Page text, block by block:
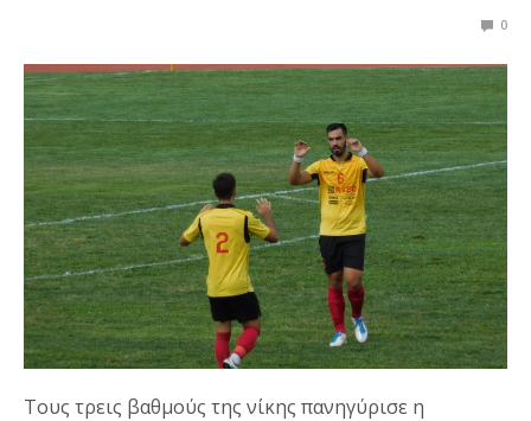
0
Τους τρεις βαθμούς της νίκης πανηγύρισε η